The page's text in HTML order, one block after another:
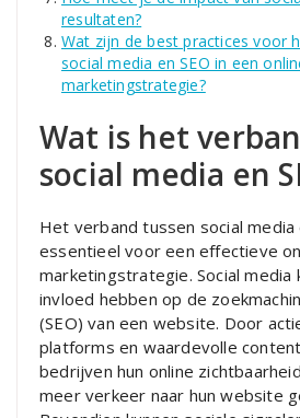
resultaten?
Wat zijn de best practices voor
social media en SEO in een
marketingstrategie?
Wat is het
social media en
Het verband tussen social media
essentieel voor een effectieve
marketingstrategie. Social media
invloed hebben op de
(SEO) van een website. Door
platforms en waardevolle
bedrijven hun online
meer verkeer naar hun website